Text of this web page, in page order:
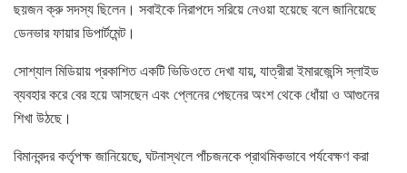
ছয়জন ক্রু সদস্য ছিলেন। সবাইকে নিরাপদে সরিয়ে নেওয়া হয়েছে বলে জানিয়েছে
ডেনভার ফায়ার ডিপার্টমেন্ট।
সোশ্যাল মিডিয়ায় প্রকাশিত একটি ভিডিওতে দেখা যায়, যাত্রীরা ইমারজেন্সি স্লাইড
ব্যবহার করে বের হয়ে আসছেন এবং প্লেনের পেছনের অংশ থেকে ধোঁয়া ও আগুনের
শিখা উঠছে।
বিমানবন্দর কর্তৃপক্ষ জানিয়েছে, ঘটনাস্থলে পাঁচজনকে প্রাথমিকভাবে পর্যবেক্ষণ করা